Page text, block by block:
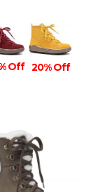
Off 20% Off